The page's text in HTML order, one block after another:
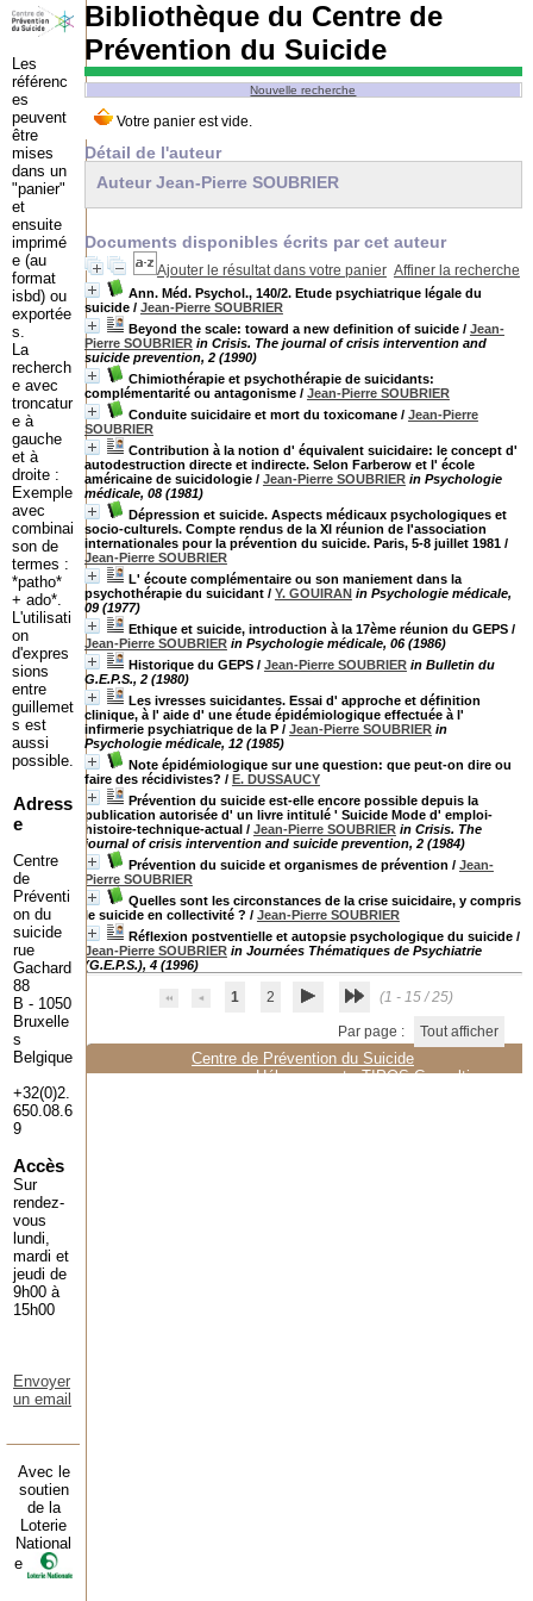
Bibliothèque du Centre de
Prévention du Suicide
Nouvelle recherche
Détail de l'auteur
Auteur Jean-Pierre SOUBRIER
Documents disponibles écrits par cet auteur
Ajouter le résultat dans votre panier Affiner la recherche
Ann. Méd. Psychol., 140/2. Etude psychiatrique légale du
suicide/ Jean-Pierre SOUBRIER
Beyond the scale: toward a new definition of suicide/ Jean-
Pierre SOUBRIER in Crisis. The journal of crisis intervention and
suicide prevention, 2 (1990)
Chimiothérapie et psychothérapie de suicidants:
complémentarité ou antagonisme/ Jean-Pierre SOUBRIER
Conduite suicidaire et mort du toxicomane/ Jean-Pierre
SOUBRIER
Contribution à la notion d' équivalent suicidaire: le concept d'
autodestruction directe et indirecte. Selon Farberow et l' école
américaine de suicidologie/ Jean-Pierre SOUBRIER in Psychologie
médicale, 08 (1981)
Dépression et suicide. Aspects médicaux psychologiques et
socio-culturels. Compte rendus de la XI réunion de l'association
internationales pour la prévention du suicide. Paris, 5-8 juillet 1981/
Jean-Pierre SOUBRIER
L' écoute complémentaire ou son maniement dans la
psychothérapie du suicidant/ Y. GOUIRAN in Psychologie médicale,
09 (1977)
Ethique et suicide, introduction à la 17ème réunion du GEPS/
Jean-Pierre SOUBRIER in Psychologie médicale, 06 (1986)
Historique du GEPS/ Jean-Pierre SOUBRIER in Bulletin du
G.E.P.S., 2 (1980)
Les ivresses suicidantes. Essai d' approche et définition
clinique, à l' aide d' une étude épidémiologique effectuée à l'
infirmerie psychiatrique de la P/ Jean-Pierre SOUBRIER in
Psychologie médicale, 12 (1985)
Note épidémiologique sur une question: que peut-on dire ou
faire des récidivistes? / E. DUSSAUCY
Prévention du suicide est-elle encore possible depuis la
publication autorisée d' un livre intitulé ' Suicide Mode d' emploi-
histoire-technique-actual/ Jean-Pierre SOUBRIER in Crisis. The
journal of crisis intervention and suicide prevention, 2 (1984)
Prévention du suicide et organismes de prévention / Jean-
Pierre SOUBRIER
Quelles sont les circonstances de la crise suicidaire, y compris
le suicide en collectivité ? / Jean-Pierre SOUBRIER
Réflexion postventielle et autopsie psychologique du suicide/
Jean-Pierre SOUBRIER in Journées Thématiques de Psychiatrie
(G.E.P.S.), 4 (1996)
1 2 (1 - 15 / 25)
Par page : Tout afficher
Centre de Prévention du Suicide
Hébergement :TIPOS Consulting
Les
référenc
es
peuvent
être
mises
dans un
"panier"
et
ensuite
imprimé
e (au
format
isbd) ou
exportée
s.
La
recherch
e avec
troncatur
e à
gauche
et à
droite :
Exemple
avec
combinai
son de
termes :
*patho*
+ ado*.
L'utilisati
on
d'expres
sions
entre
guillemet
s est
aussi
possible.
Adress
e
Centre
de
Préventi
on du
suicide
rue
Gachard
88
B - 1050
Bruxelle
s
Belgique
+32(0)2.
650.08.6
9
Accès
Sur
rendez-
vous
lundi,
mardi et
jeudi de
9h00 à
15h00
Envoyer
un email
Avec le
soutien
de la
Loterie
National
e